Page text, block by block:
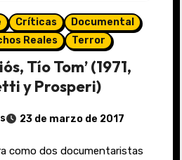
Críticas
Documental
Reales Terror
Tío Tom’ (1971,
y Prosperi)
23 de marzo de 2017